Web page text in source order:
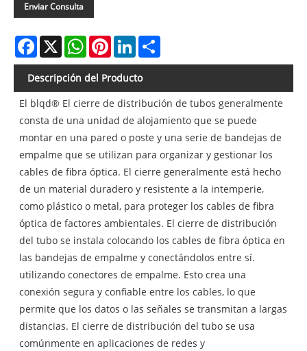
Enviar Consulta
Facebook
X WhatsAppPinterestLinkedIn
Descripción del Producto
El blqd® El cierre de distribución de tubos generalmente
consta de una unidad de alojamiento que se puede
montar en una pared o poste y una serie de bandejas de
empalme que se utilizan para organizar y gestionar los
cables de fibra óptica. El cierre generalmente está hecho
de un material duradero y resistente a la intemperie,
como plástico o metal, para proteger los cables de fibra
óptica de factores ambientales. El cierre de distribución
del tubo se instala colocando los cables de fibra óptica en
las bandejas de empalme y conectándolos entre sí.
utilizando conectores de empalme. Esto crea una
conexión segura y confiable entre los cables, lo que
permite que los datos o las señales se transmitan a largas
distancias. El cierre de distribución del tubo se usa
comúnmente en aplicaciones de redes y